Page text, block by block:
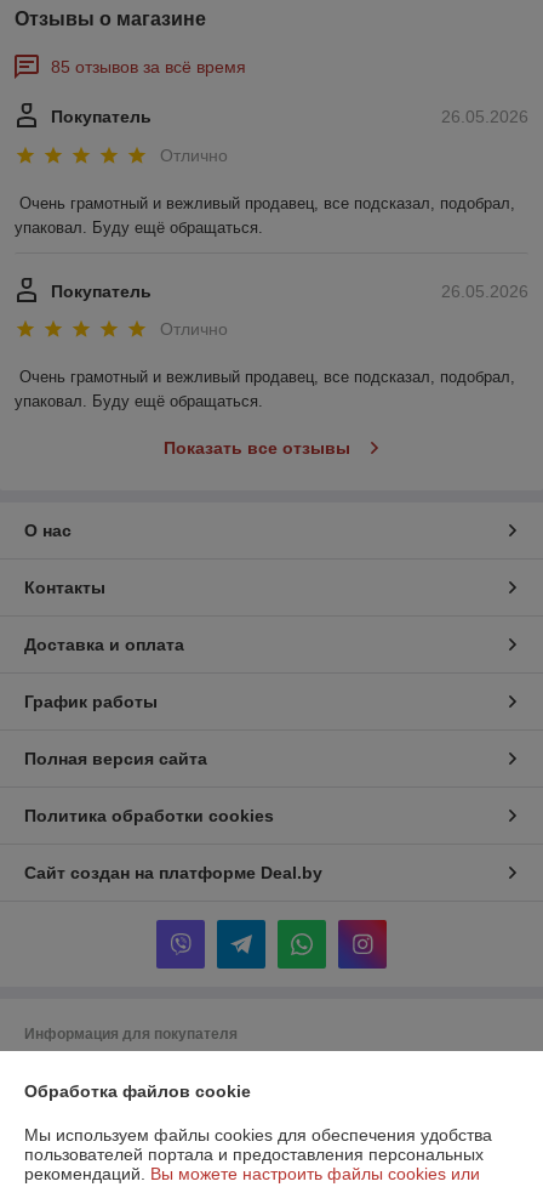
Отзывы о магазине
85 отзывов за всё время
26.05.2026
Покупатель
Отлично
Очень грамотный и вежливый продавец, все подсказал, подобрал,
упаковал. Буду ещё обращаться.
26.05.2026
Покупатель
Отлично
Очень грамотный и вежливый продавец, все подсказал, подобрал,
упаковал. Буду ещё обращаться.
Показать все отзывы
О нас
Контакты
Доставка и оплата
График работы
Полная версия сайта
Политика обработки cookies
Сайт создан на платформе Deal.by
Информация для покупателя
220012, г. Минск, ул. Чернышевского, 10А, комната 511Ж
Регистрационный номер ЕГР: 193332134
УНП: 193332134
Обработка файлов cookie
Мы используем файлы cookies для обеспечения удобства
пользователей портала и предоставления персональных
рекомендаций. Вы можете настроить файлы cookies или